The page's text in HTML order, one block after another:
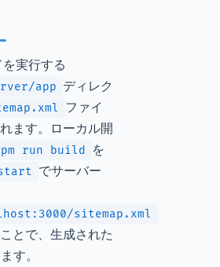
実行する
app ディレク
ファイ
ます。ローカル開
run build
を
でサーバー
sitemap.xml
とで、生成された
す。